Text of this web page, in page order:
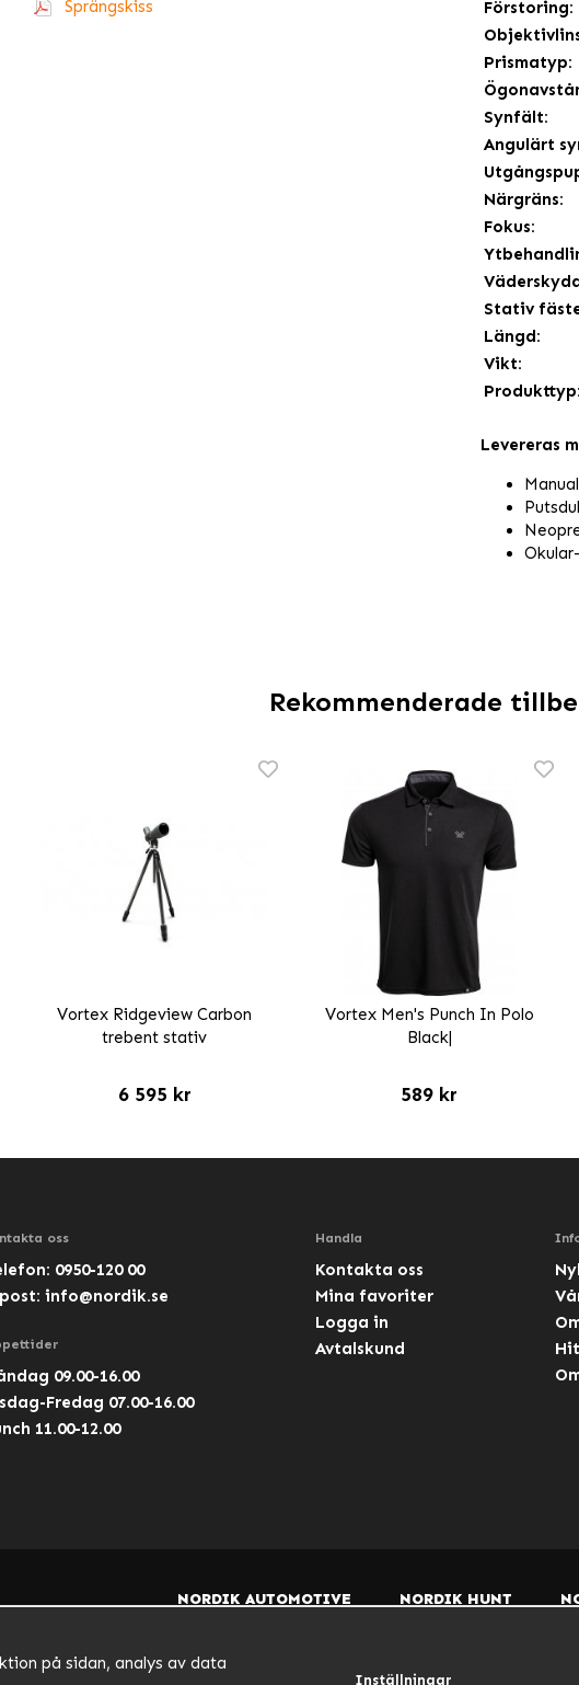
Förstoring:
Prismatyp:
Synfält:
Angulärt
Närgräns:
Fokus:
Stativ
Längd:
Vikt:
Produkttyp:
Levereras
Manual
Sprängskiss
Rekommenderade
Vortex Ridgeview Carbon
trebent stativ
6 595 kr
Vortex Men's Punch In Polo
Black|
589 kr
oss
0950-120 00
info@nordik.se
09.00-16.00
Fredag 07.00-16.00
11.00-12.00
Handla
Kontakta oss
Mina favoriter
Logga in
Avtalskund
NORDIK AUTOMOTIVE NORDIK HUNT
på sidan, analys av data
Inställningar